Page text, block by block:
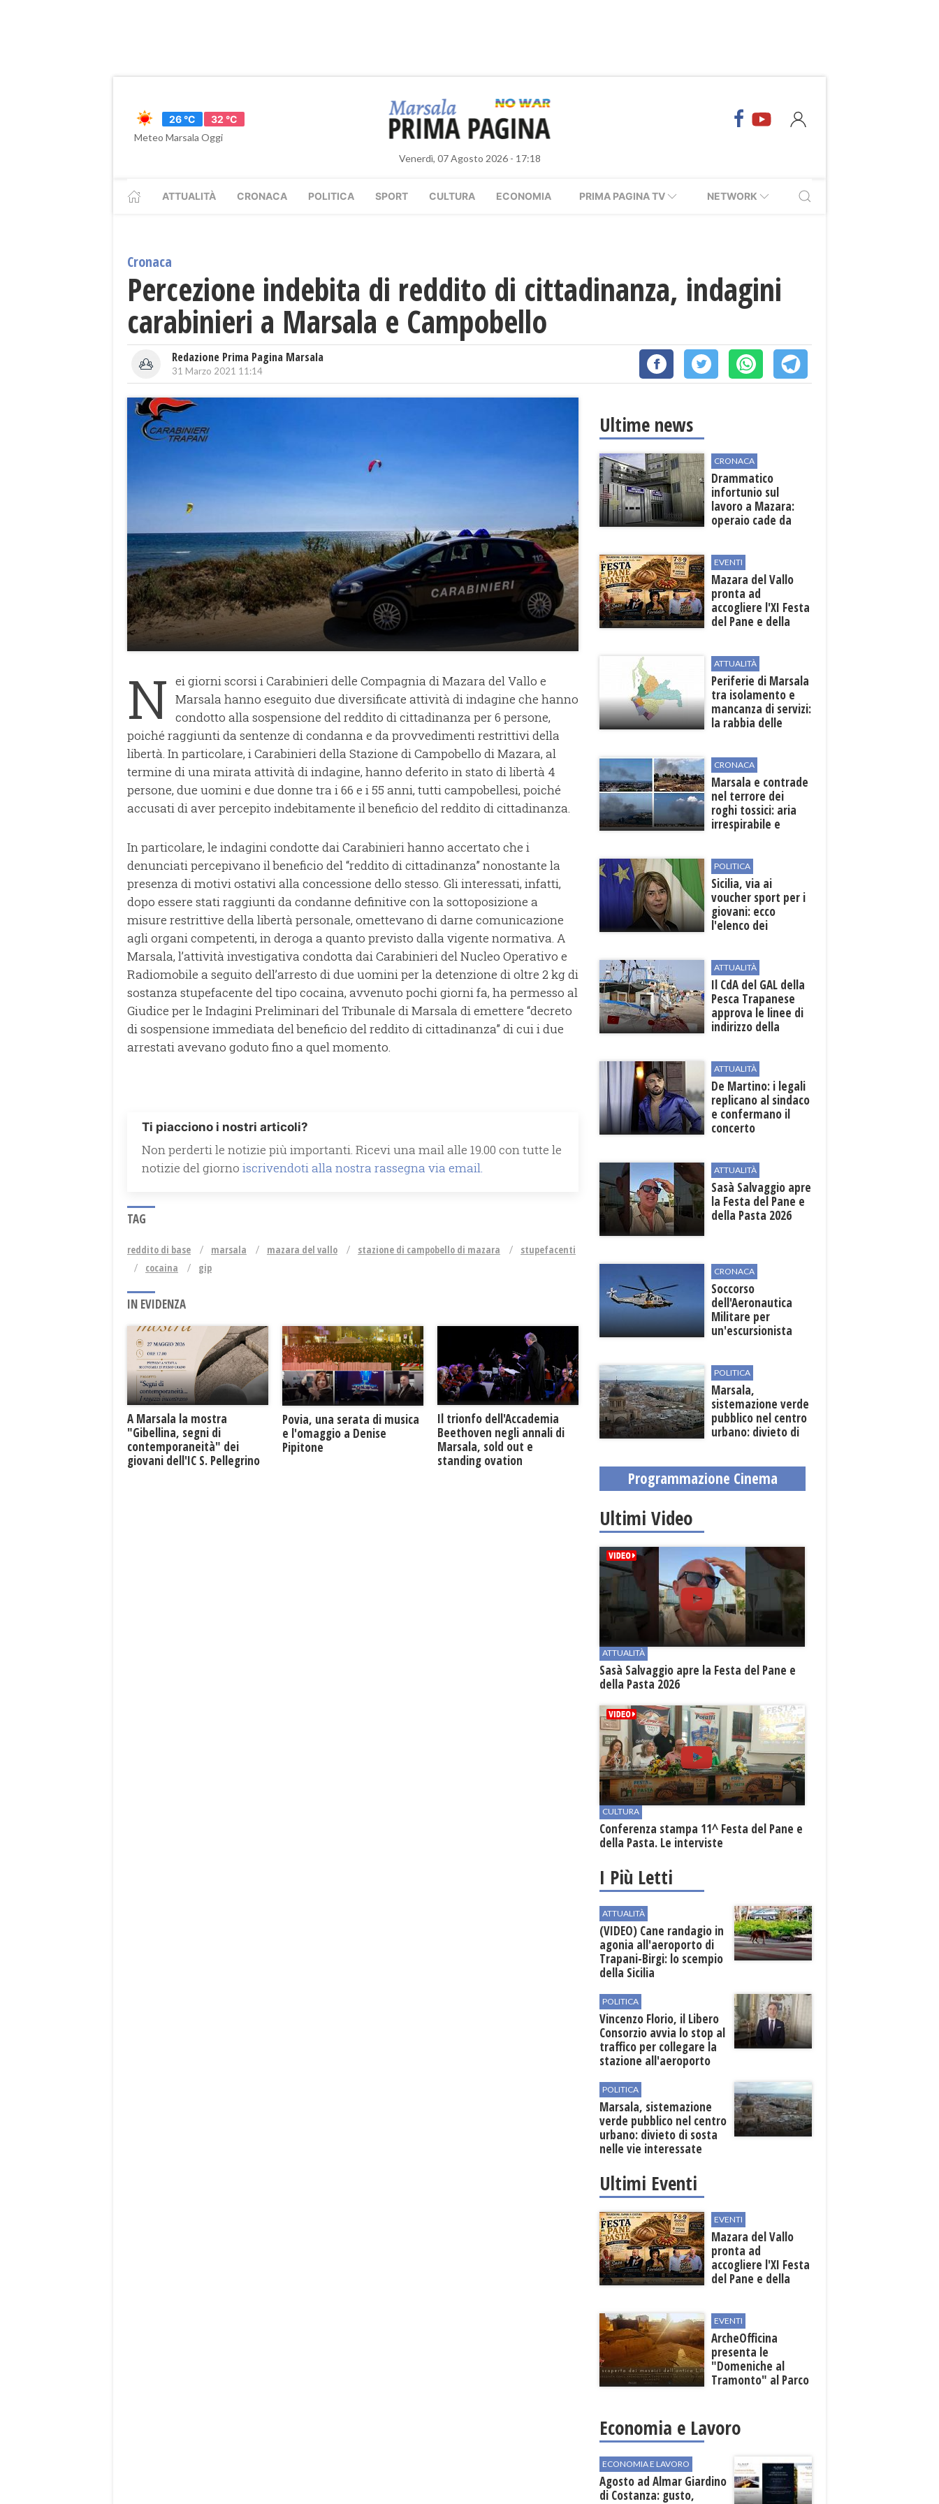
26 °C
32 °C
Meteo Marsala Oggi
Venerdì, 07 Agosto 2026 - 17:18
ATTUALITÀ CRONACA POLITICA SPORT CULTURA ECONOMIA PRIMA PAGINA TV NETWORK
Cronaca
Percezione indebita di reddito di cittadinanza, indagini
carabinieri a Marsala e Campobello
Redazione Prima Pagina Marsala
31 Marzo 2021 11:14
N ei giorni scorsi i Carabinieri delle Compagnia di Mazara del Vallo e
Marsala hanno eseguito due diversificate attività di indagine che hanno
condotto alla sospensione del reddito di cittadinanza per 6 persone,
poiché raggiunti da sentenze di condanna e da provvedimenti restrittivi della
libertà. In particolare, i Carabinieri della Stazione di Campobello di Mazara, al
termine di una mirata attività di indagine, hanno deferito in stato di libertà 4
persone, due uomini e due donne tra i 66 e i 55 anni, tutti campobellesi, poiché
accusati di aver percepito indebitamente il beneficio del reddito di cittadinanza.
In particolare, le indagini condotte dai Carabinieri hanno accertato che i
denunciati percepivano il beneficio del “reddito di cittadinanza” nonostante la
presenza di motivi ostativi alla concessione dello stesso. Gli interessati, infatti,
dopo essere stati raggiunti da condanne definitive con la sottoposizione a
misure restrittive della libertà personale, omettevano di darne comunicazione
agli organi competenti, in deroga a quanto previsto dalla vigente normativa. A
Marsala, l’attività investigativa condotta dai Carabinieri del Nucleo Operativo e
Radiomobile a seguito dell’arresto di due uomini per la detenzione di oltre 2 kg di
sostanza stupefacente del tipo cocaina, avvenuto pochi giorni fa, ha permesso al
Giudice per le Indagini Preliminari del Tribunale di Marsala di emettere “decreto
di sospensione immediata del beneficio del reddito di cittadinanza” di cui i due
arrestati avevano goduto fino a quel momento.
Ti piacciono i nostri articoli?
Non perderti le notizie più importanti. Ricevi una mail alle 19.00 con tutte le
notizie del giorno iscrivendoti alla nostra rassegna via email.
TAG
reddito di base marsala mazara del vallo stazione di campobello di mazara
stupefacenti
cocaina
gip
IN EVIDENZA
A Marsala la mostra
"Gibellina, segni di
contemporaneità" dei
giovani dell'IC S. Pellegrino
Povia, una serata di musica
e l'omaggio a Denise
Pipitone
Il trionfo dell'Accademia
Beethoven negli annali di
Marsala, sold out e
standing ovation
Ultime news
CRONACA
Drammatico
infortunio sul
lavoro a Mazara:
operaio cade da
EVENTI
Mazara del Vallo
pronta ad
accogliere l'XI Festa
del Pane e della
ATTUALITÀ
Periferie di Marsala
tra isolamento e
mancanza di servizi:
la rabbia delle
CRONACA
Marsala e contrade
nel terrore dei
roghi tossici: aria
irrespirabile e
POLITICA
Sicilia, via ai
voucher sport per i
giovani: ecco
l'elenco dei
ATTUALITÀ
Il CdA del GAL della
Pesca Trapanese
approva le linee di
indirizzo della
sviluppo
ATTUALITÀ
De Martino: i legali
replicano al sindaco
e confermano il
concerto
ATTUALITÀ
Sasà Salvaggio apre
la Festa del Pane e
della Pasta 2026
CRONACA
Soccorso
dell'Aeronautica
Militare per
un'escursionista
POLITICA
Marsala,
sistemazione verde
pubblico nel centro
urbano: divieto di
Programmazione Cinema
Ultimi Video
ATTUALITÀ
Sasà Salvaggio apre la Festa del Pane e
della Pasta 2026
CULTURA
Conferenza stampa 11^ Festa del Pane e
della Pasta. Le interviste
I Più Letti
ATTUALITÀ
(VIDEO) Cane randagio in
agonia all'aeroporto di
Trapani-Birgi: lo scempio
della Sicilia
POLITICA
Vincenzo Florio, il Libero
Consorzio avvia lo stop al
traffico per collegare la
stazione all'aeroporto
POLITICA
Marsala, sistemazione
verde pubblico nel centro
urbano: divieto di sosta
nelle vie interessate
Ultimi Eventi
EVENTI
Mazara del Vallo
pronta ad
accogliere l'XI Festa
del Pane e della
EVENTI
ArcheOfficina
presenta le
"Domeniche al
Tramonto" al Parco
Economia e Lavoro
ECONOMIA E LAVORO
Agosto ad Almar Giardino
di Costanza: gusto,